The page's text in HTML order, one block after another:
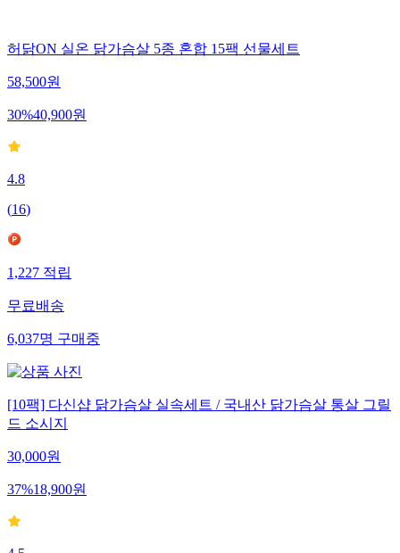
허닭ON 실온 닭가슴살 5종 혼합 15팩 선물세트
58,500원
30%40,900원
4.8
(16)
1,227적립
무료배송
6,037명구매중
[10팩] 다신샵 닭가슴살 실속세트 / 국내산 닭가슴살 통살 그릴
드 소시지
30,000원
37%18,900원